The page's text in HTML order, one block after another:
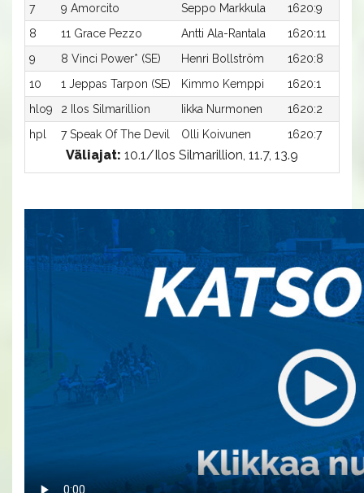
7
9 Amorcito Seppo Markkula
1620:9
8
11 Grace Pezzo Antti Ala-Rantala
1620:11
9
8 Vinci Power* (SE) Henri Bollström
1620:8
10
1 Jeppas Tarpon (SE) Kimmo Kemppi
1620:1
hlo9
2 Ilos Silmarillion Iikka Nurmonen
1620:2
hpl
7 Speak Of The Devil Olli Koivunen 1620:7
Väliajat: 10.1/Ilos Silmarillion, 11.7, 13.9